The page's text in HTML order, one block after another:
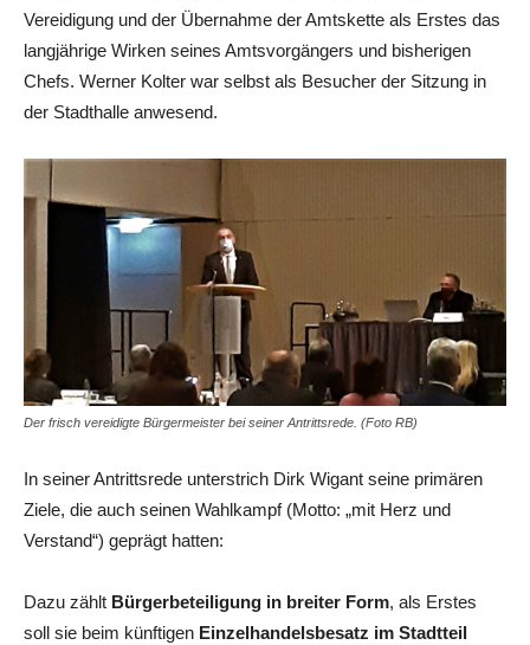
Vereidigung und der Übernahme der Amtskette als Erstes das
langjährige Wirken seines Amtsvorgängers und bisherigen
Chefs. Werner Kolter war selbst als Besucher der Sitzung in
der Stadthalle anwesend.
Der frisch vereidigte Bürgermeister bei seiner Antrittsrede. (Foto RB)
In seiner Antrittsrede unterstrich Dirk Wigant seine primären
Ziele, die auch seinen Wahlkampf (Motto: „mit Herz und
Verstand“) geprägt hatten:
Dazu zählt Bürgerbeteiligung in breiter Form, als Erstes
soll sie beim künftigen Einzelhandelsbesatz im Stadtteil